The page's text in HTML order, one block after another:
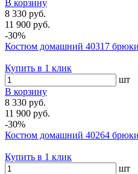
В корзину
8 330 руб.
11 900 руб.
-30%
Костюм домашний 40317
Купить в 1 клик
шт
В корзину
8 330 руб.
11 900 руб.
-30%
Костюм домашний 40264
Купить в 1 клик
шт